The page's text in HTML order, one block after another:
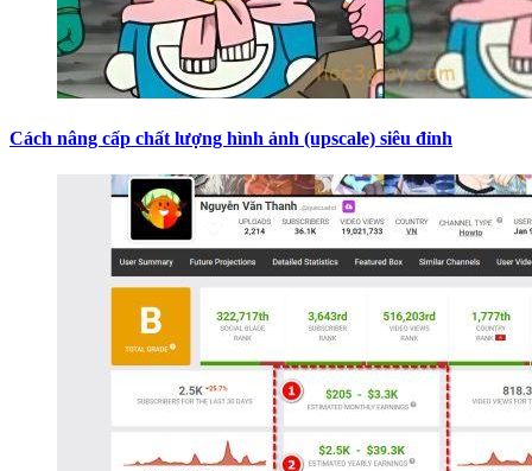
Cách nâng cấp chất lượng hình ảnh (upscale) siêu đỉnh